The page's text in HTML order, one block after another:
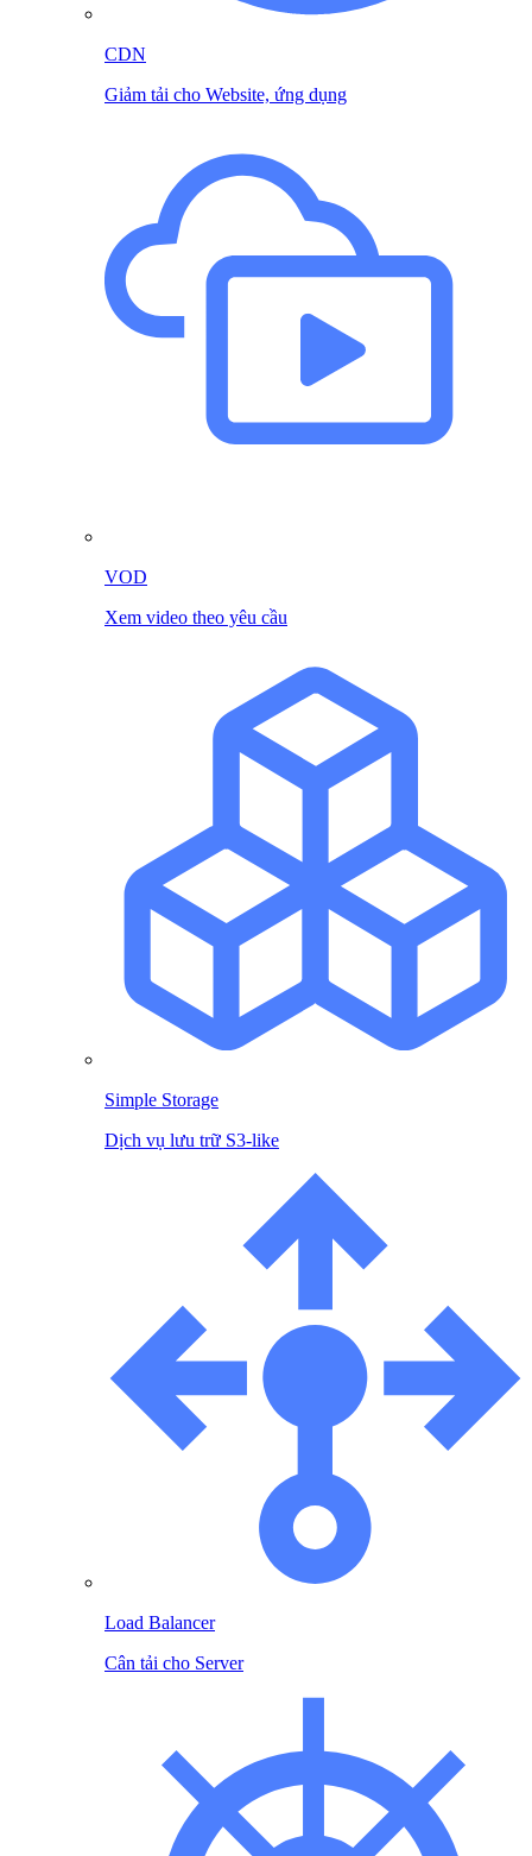
CDN
Giảm tải cho Website, ứng dụng
VOD
Xem video theo yêu cầu
Simple Storage
Dịch vụ lưu trữ S3-like
Load Balancer
Cân tải cho Server